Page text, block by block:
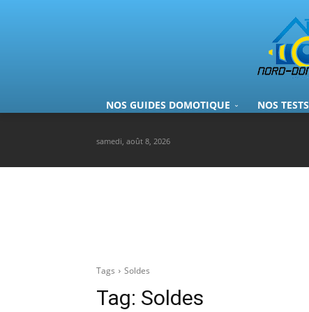
NOS GUIDES DOMOTIQUE NOS TESTS
samedi, août 8, 2026
Tags Soldes
Tag: Soldes